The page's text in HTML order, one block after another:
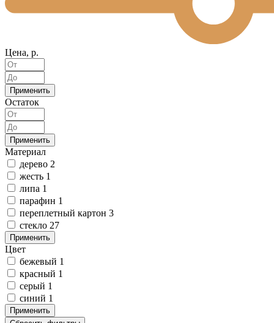
Цена, р.
Применить
Остаток
Применить
Материал
дерево 2
жесть 1
липа 1
парафин 1
переплетный картон 3
стекло 27
Применить
Цвет
бежевый 1
красный 1
серый 1
синий 1
Применить